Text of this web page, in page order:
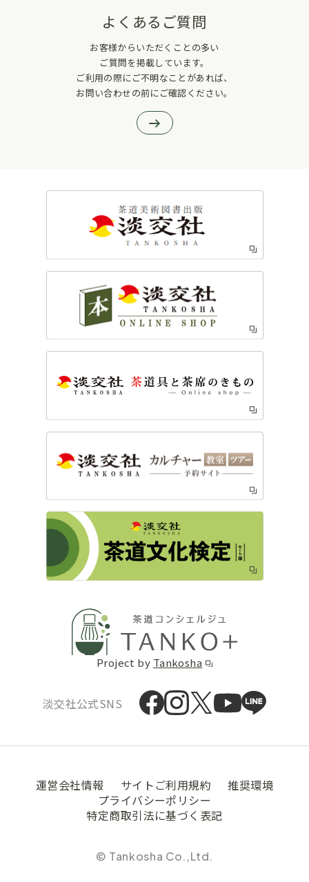
よくあるご質問
お客様からいただくことの多い
ご質問を掲載しています。
ご利用の際にご不明なことがあれば、
お問い合わせの前にご確認ください。
Project by Tankosha
淡交社公式SNS
運営会社情報 サイトご利用規約
推奨環境
プライバシーポリシー
特定商取引法に基づく表記
© Tankosha Co.,Ltd.